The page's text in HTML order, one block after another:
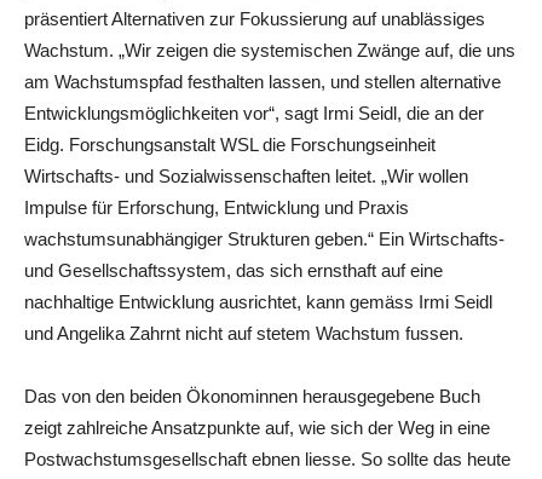
präsentiert Alternativen zur Fokussierung auf unablässiges
Wachstum. „Wir zeigen die systemischen Zwänge auf, die uns
am Wachstumspfad festhalten lassen, und stellen alternative
Entwicklungsmöglichkeiten vor“, sagt Irmi Seidl, die an der
Eidg. Forschungsanstalt WSL die Forschungseinheit
Wirtschafts- und Sozialwissenschaften leitet. „Wir wollen
Impulse für Erforschung, Entwicklung und Praxis
wachstumsunabhängiger Strukturen geben.“ Ein Wirtschafts-
und Gesellschaftssystem, das sich ernsthaft auf eine
nachhaltige Entwicklung ausrichtet, kann gemäss Irmi Seidl
und Angelika Zahrnt nicht auf stetem Wachstum fussen.
Das von den beiden Ökonominnen herausgegebene Buch
zeigt zahlreiche Ansatzpunkte auf, wie sich der Weg in eine
Postwachstumsgesellschaft ebnen liesse. So sollte das heute